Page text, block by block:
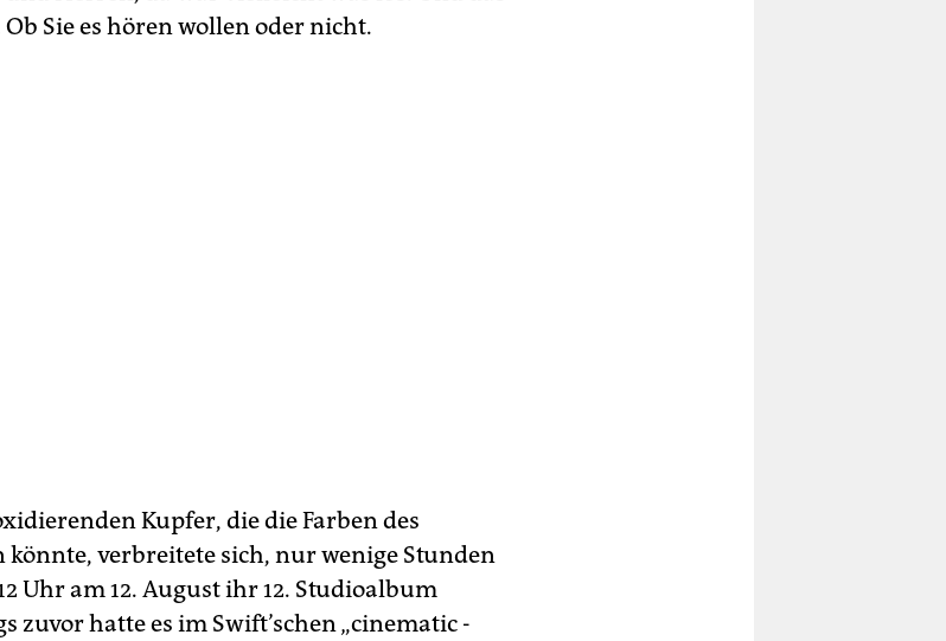
Sie es hören wollen oder nicht.
Kupfer, die die Farben des
verbreitete sich, nur wenige Stunden
Uhr am 12. ­August ihr 12. Studioalbum
zuvor hatte es im Swift’schen „­cinematic